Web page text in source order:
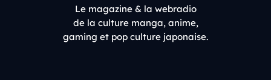
Le magazine & la webradio
de la culture manga, anime,
gaming et pop culture japonaise.